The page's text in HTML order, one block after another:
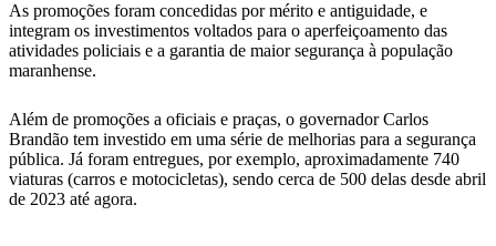
As promoções foram concedidas por mérito e antiguidade, e
integram os investimentos voltados para o aperfeiçoamento das
atividades policiais e a garantia de maior segurança à população
maranhense.
Além de promoções a oficiais e praças, o governador Carlos
Brandão tem investido em uma série de melhorias para a segurança
pública. Já foram entregues, por exemplo, aproximadamente 740
viaturas (carros e motocicletas), sendo cerca de 500 delas desde abril
de 2023 até agora.